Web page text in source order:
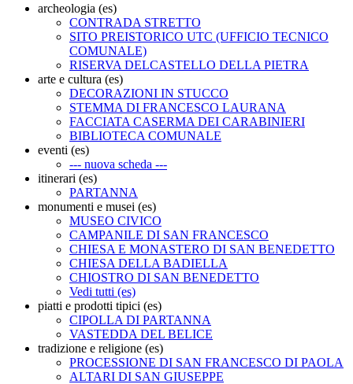
archeologia (es)
CONTRADA STRETTO
SITO PREISTORICO UTC (UFFICIO TECNICO
COMUNALE)
RISERVA DELCASTELLO DELLA PIETRA
arte e cultura (es)
DECORAZIONI IN STUCCO
STEMMA DI FRANCESCO LAURANA
FACCIATA CASERMA DEI CARABINIERI
BIBLIOTECA COMUNALE
eventi (es)
--- nuova scheda ---
itinerari (es)
PARTANNA
monumenti e musei (es)
MUSEO CIVICO
CAMPANILE DI SAN FRANCESCO
CHIESA E MONASTERO DI SAN BENEDETTO
CHIESA DELLA BADIELLA
CHIOSTRO DI SAN BENEDETTO
Vedi tutti (es)
piatti e prodotti tipici (es)
CIPOLLA DI PARTANNA
VASTEDDA DEL BELICE
tradizione e religione (es)
PROCESSIONE DI SAN FRANCESCO DI PAOLA
ALTARI DI SAN GIUSEPPE